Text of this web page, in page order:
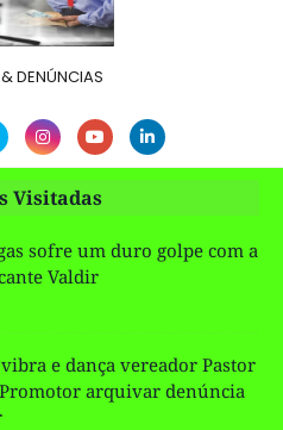
DENÚNCIAS
Visitadas
sofre um duro golpe com a
Valdir
vibra e dança vereador Pastor
arquivar denúncia